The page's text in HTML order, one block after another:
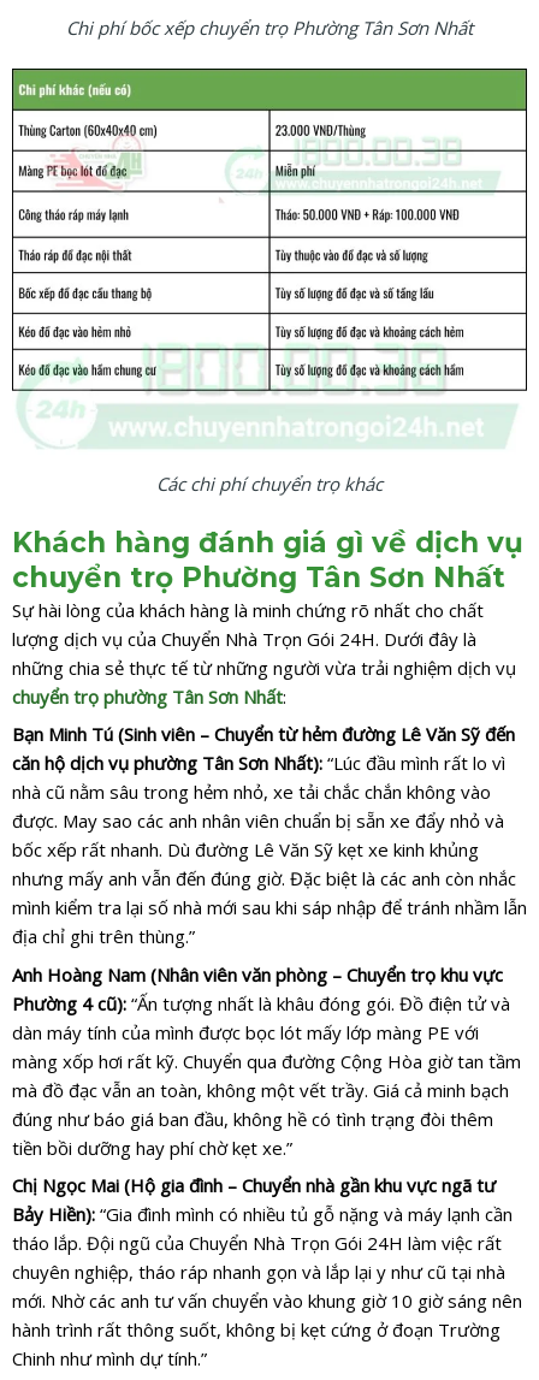
Chi phí bốc xếp chuyển trọ Phường Tân Sơn Nhất
Các chi phí chuyển trọ khác
Khách hàng đánh giá gì về dịch vụ
chuyển trọ Phường Tân Sơn Nhất
Sự hài lòng của khách hàng là minh chứng rõ nhất cho chất
lượng dịch vụ của Chuyển Nhà Trọn Gói 24H. Dưới đây là
những chia sẻ thực tế từ những người vừa trải nghiệm dịch vụ
chuyển trọ phường Tân Sơn Nhất:
Bạn Minh Tú (Sinh viên – Chuyển từ hẻm đường Lê Văn Sỹ đến
căn hộ dịch vụ phường Tân Sơn Nhất): “Lúc đầu mình rất lo vì
nhà cũ nằm sâu trong hẻm nhỏ, xe tải chắc chắn không vào
được. May sao các anh nhân viên chuẩn bị sẵn xe đẩy nhỏ và
bốc xếp rất nhanh. Dù đường Lê Văn Sỹ kẹt xe kinh khủng
nhưng mấy anh vẫn đến đúng giờ. Đặc biệt là các anh còn nhắc
mình kiểm tra lại số nhà mới sau khi sáp nhập để tránh nhầm lẫn
địa chỉ ghi trên thùng.”
Anh Hoàng Nam (Nhân viên văn phòng – Chuyển trọ khu vực
Phường 4 cũ): “Ấn tượng nhất là khâu đóng gói. Đồ điện tử và
dàn máy tính của mình được bọc lót mấy lớp màng PE với
màng xốp hơi rất kỹ. Chuyển qua đường Cộng Hòa giờ tan tầm
mà đồ đạc vẫn an toàn, không một vết trầy. Giá cả minh bạch
đúng như báo giá ban đầu, không hề có tình trạng đòi thêm
tiền bồi dưỡng hay phí chờ kẹt xe.”
Chị Ngọc Mai (Hộ gia đình – Chuyển nhà gần khu vực ngã tư
Bảy Hiền): “Gia đình mình có nhiều tủ gỗ nặng và máy lạnh cần
tháo lắp. Đội ngũ của Chuyển Nhà Trọn Gói 24H làm việc rất
chuyên nghiệp, tháo ráp nhanh gọn và lắp lại y như cũ tại nhà
mới. Nhờ các anh tư vấn chuyển vào khung giờ 10 giờ sáng nên
hành trình rất thông suốt, không bị kẹt cứng ở đoạn Trường
Chinh như mình dự tính.”